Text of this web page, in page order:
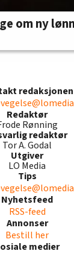
om ny
redaksjonen
Redaktør
Rønning
redaktør
Tor A. Godal
Utgiver
LO Media
Tips
Nyhetsfeed
RSS-feed
Annonser
Bestill her
medier